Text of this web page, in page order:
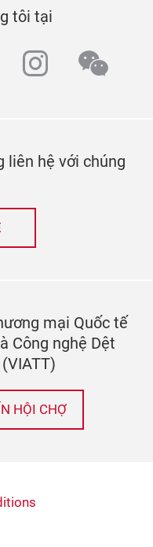
tôi tại
liên hệ với chúng
mại Quốc tế
Công nghệ Dệt
HỘI CHỢ